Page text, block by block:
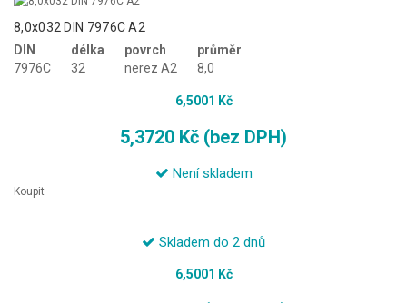
8,0x032 DIN 7976C A2
DIN
7976C
délka
32
povrch
nerez A2
průměr
8,0
6,5001 Kč
5,3720 Kč (bez DPH)
Není skladem
Koupit
Skladem do 2 dnů
6,5001 Kč